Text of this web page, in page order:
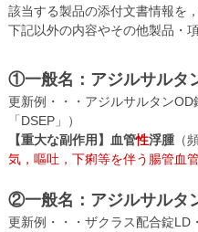
該当する製品の添付文書情報を
下記以外の内容やその他製品・
①一般名：アジルサルタ
更新例・・・アジルサルタン
「DSEP」）
【重大な副作用】
血管性浮腫 （
気，嘔吐，下痢等を伴う腸管血
②一般名：アジルサルタ
更新例・・・ザクラス配合錠LD